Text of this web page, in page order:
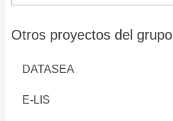
Otros proyectos del grupo
DATASEA
E-LIS